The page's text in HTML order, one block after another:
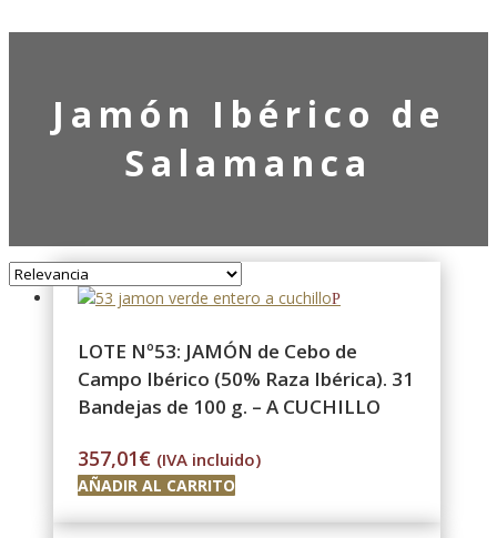
Jamón Ibérico de
Salamanca
LOTE Nº53: JAMÓN de Cebo de
Campo Ibérico (50% Raza Ibérica). 31
Bandejas de 100 g. – A CUCHILLO
357,01€ (IVA incluido)
AÑADIR AL CARRITO